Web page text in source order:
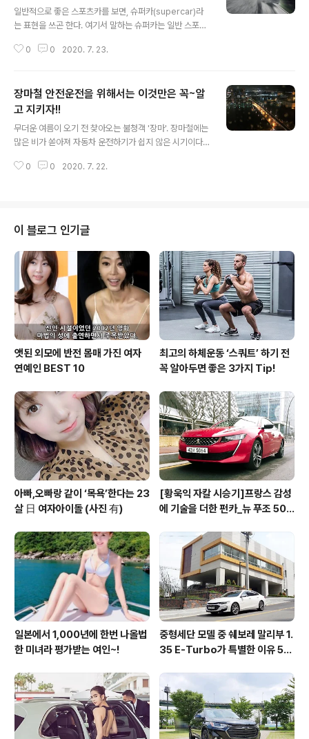
일반적으로 좋은 스포츠카를 보면, 슈퍼카(supercar)라
는 표현을 쓰곤 한다. 여기서 말하는 슈퍼카는 일반 스포츠
을 가진 자동차를 의미한다. 스포츠카보다 뛰어난 성능이
보통 슈퍼카라고 말한다. 하지만, 진정한 의미의 슈퍼카는
뛰어난 제동장치로 자동차가 안정적으로 멈추고, 드라이버
가 빠른 속도에서도 안전하게 제어할 수 있는 성능을 가진
자동차를 말하는 것이 더 정확한 의미가 아닐까라는 생각
을 한다. 자동차 브랜드에서는 마력과 토크를 올리는 스피
드를 높이는 기술보다 스피드를 조절하고 멈추게 하는 제
0 0 2020. 7. 23.
장마철 안전운전을 위해서는 이것만은 꼭~알
고 지키자!!
무더운 여름이 오기 전 찾아오는 불청객 '장마'. 장마철에는
많은 비가 쏟아져 자동차 운전하기가 쉽지 않은 시기이다.
자동차의 제동거리를 2배 이상 늘려 안전운전을 힘들게 한
오기 전에 꼭 사전체크 해야 하는 부품이다. 날씨가 좋은 평
상 시에는 사용빈도가 적기 때문에 소모성 부품인 와이퍼
의 정확한 상태를 파악하기 어렵다. 이 때에는 워셔액 분사
를 통해 와이퍼가 제대로 작동하는 지, 소음 없이 잘 닦이는
지 확인해보자. 자동차 앞유리에 분사한 워셔액이 제대로
안 닦이거나, 구동 ..
0 0 2020. 7. 22.
이 블로그 인기글
앳된 외모에 반전 몸매 가진 여자
연예인 BEST 10
최고의 하체운동 ‘스쿼트’ 하기 전
꼭 알아두면 좋은 3가지 Tip!
아빠,오빠랑 같이 ‘목욕’한다는 23
살 日 여자아이돌 (사진 有)
[황욱익 자칼 시승기]프랑스 감성
에 기술을 더한 펀카_뉴 푸조 508
일본에서 1,000년에 한번 나올법
한 미녀라 평가받는 여인~!
중형세단 모델 중 쉐보레 말리부 1.
35 E-Turbo가 특별한 이유 5가